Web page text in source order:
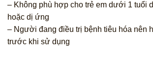
– Không phù hợp cho trẻ em dưới 1 tuổi
hoặc dị ứng
– Người đang điều trị bệnh tiêu hóa nên
trước khi sử dụng